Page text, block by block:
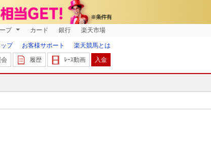
プ カード 銀行 楽天市場
プ お客様サポート
楽天競馬とは
会 履歴 ﾚｰｽ動画 入金